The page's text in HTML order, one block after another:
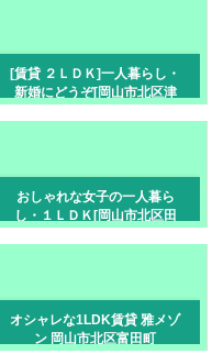
[賃貸 ２ＬＤＫ]一人暮らし・
新婚にどうぞ[岡山市北区津
おしゃれな女子の一人暮ら
し・１ＬＤＫ[岡山市北区田
オシャレな1LDK賃貸 雅メゾ
ン 岡山市北区富田町